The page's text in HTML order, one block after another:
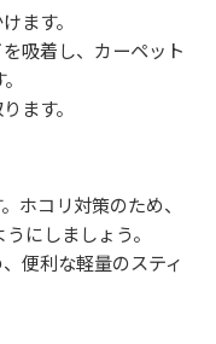
ます。
吸着し、カーペット
ます。
ホコリ対策のため、
にしましょう。
便利な軽量のスティ